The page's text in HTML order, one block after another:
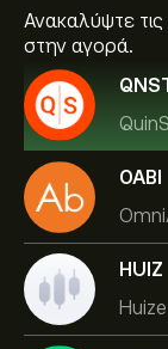
Ανακαλύψτε
στην αγορά.
OABI
HUIZ